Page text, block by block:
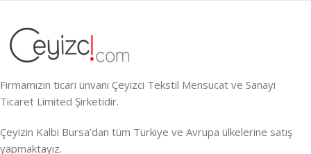
Firmamızın ticari ünvanı Çeyizci Tekstil Mensucat ve Sanayi
Ticaret Limited Şirketidir.
Çeyizin Kalbi Bursa’dan tüm Türkiye ve Avrupa ülkelerine satış
yapmaktayız.